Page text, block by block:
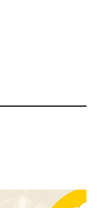
para el